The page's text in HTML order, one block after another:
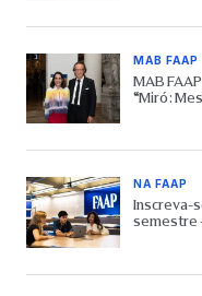
MAB FAAP
MAB
“Miró:
NA FAAP
Inscreva-
semestre